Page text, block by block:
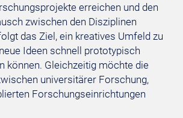
erreichen und den
zwischen den Disziplinen
das Ziel, ein kreatives Umfeld zu
Ideen schnell prototypisch
können. Gleichzeitig möchte die
universitärer Forschung,
Forschungseinrichtungen